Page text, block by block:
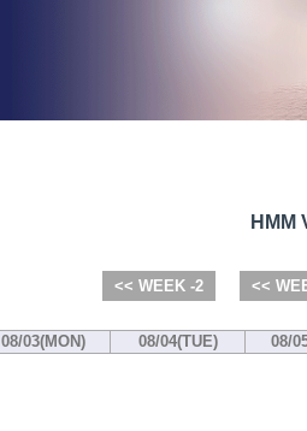
HMM
<< WEEK -2 <<
08/03(MON) 08/04(TUE) 08/